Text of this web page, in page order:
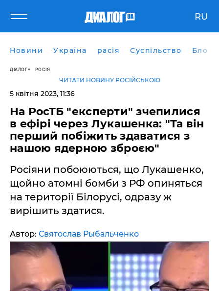
RU
Новини Україна расія Суспільство Блоги
ДІАЛОГ РОСІЯ
ЧИТАТИ НОВИНУ РОСІЙСЬКОЮ
5 квітня 2023, 11:36
На РосТБ "експерти" зчепилися
в ефірі через Лукашенка: "Та він
перший побіжить здаватися з
нашою ядерною зброєю"
Росіяни побоюються, що Лукашенко,
щойно атомні бомби з РФ опиняться
на території Білорусі, одразу ж
вирішить здатися.
Автор: Святослав Рыбальченко